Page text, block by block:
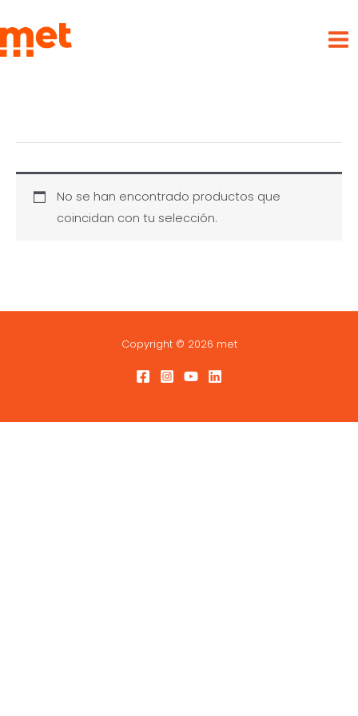
al
contenido
No se han encontrado productos que
coincidan con tu selección.
Copyright © 2026 met